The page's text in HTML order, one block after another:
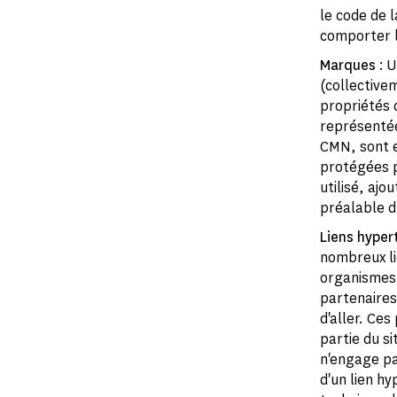
le code de
comporter
Marques :
propriétés
CMN, sont
protégées
utilisé,
préalable
Liens
nombreux
d'aller.
partie du
n'engage
d'un lien